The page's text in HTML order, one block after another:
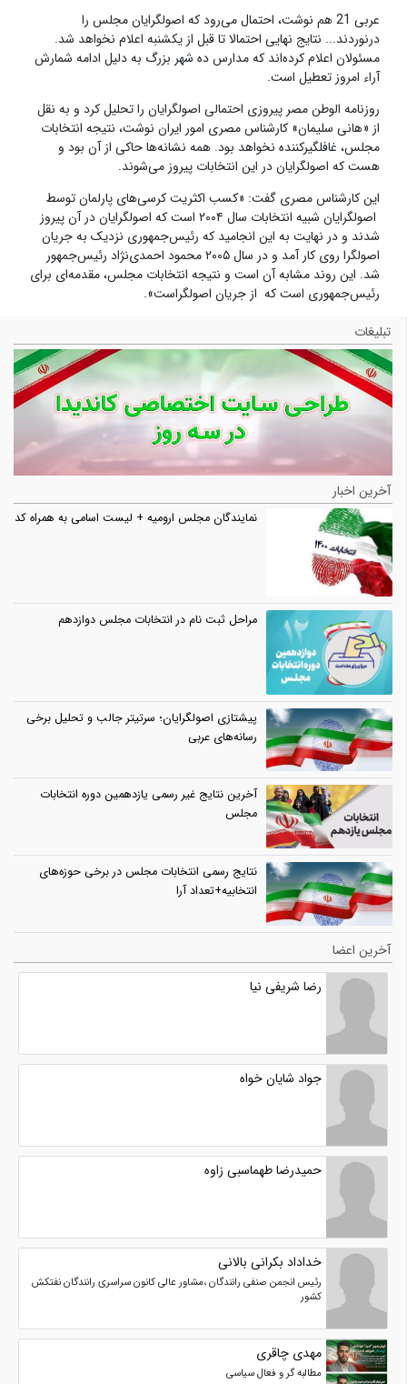
عربی 21 هم نوشت، احتمال می‌رود که اصولگرایان مجلس را
درنوردند... نتایج نهایی احتمالا تا قبل از یکشنبه اعلام نخواهد شد.
مسئولان اعلام کرده‌اند که مدارس ده شهر بزرگ به دلیل ادامه شمارش
آراء امروز تعطیل است.
روزنامه الوطن مصر پیروزی احتمالی اصولگرایان را تحلیل کرد و به نقل
از «هانی سلیمان» کارشناس مصری امور ایران نوشت، نتیجه انتخابات
مجلس، غافلگیرکننده نخواهد بود. همه نشانه‌ها حاکی از آن بود و
هست که اصولگرایان در این انتخابات پیروز می‌شوند.
این کارشناس مصری گفت: «کسب اکثریت کرسی‌های پارلمان توسط
اصولگرایان شبیه انتخابات سال ۲۰۰۴ است که اصولگرایان در آن پیروز
شدند و در نهایت به این انجامید که رئیس‌جمهوری نزدیک به جریان
اصولگرا روی کار آمد و در سال ۲۰۰۵ محمود احمدی‌نژاد رئیس‌جمهور
شد. این روند مشابه آن است و نتیجه انتخابات مجلس، مقدمه‌ای برای
رئیس‌جمهوری است که از جریان اصولگراست».
تبلیغات
آخرین اخبار
نمایندگان مجلس ارومیه + لیست اسامی به همراه کد
مراحل ثبت نام در انتخابات مجلس دوازدهم
پیشتازی اصولگرایان؛ سرتیتر جالب و تحلیل برخی
رسانه‌های عربی
آخرین نتایج غیر رسمی یازدهمین دوره انتخابات
مجلس
نتایج رسمی انتخابات مجلس در برخی حوزه‌های
انتخابیه+تعداد آرا
آخرین اعضا
رضا شریفی نیا
جواد شایان خواه
حمیدرضا طهماسبی زاوه
خداداد بکرانی بالانی
رئیس انجمن صنفی رانندگان ،مشاور عالی کانون سراسری رانندگان نفتکش
کشور
مهدی چاقری
مطالبه گر و فعال سیاسی